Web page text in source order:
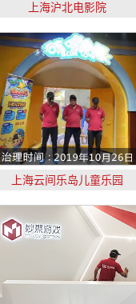
上海沪北电影院​
上海云间乐岛儿童乐园